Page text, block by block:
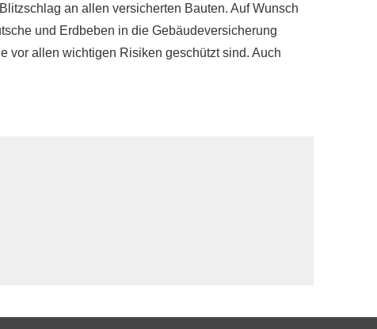
an allen versicherten Bauten. Auf Wunsch
und Erdbeben in die Ge­bäude­ver­si­che­rung
vor allen wichtigen Risiken geschützt sind. Auch